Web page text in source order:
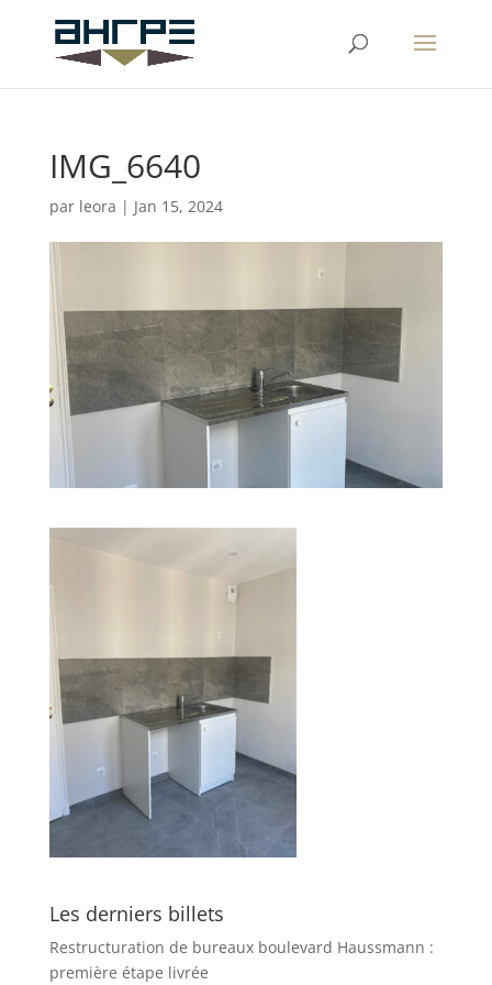
IMG_6640
par leora | Jan 15, 2024
Les derniers billets
Restructuration de bureaux boulevard Haussmann :
première étape livrée